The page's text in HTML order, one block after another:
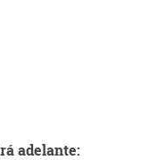
adelante: